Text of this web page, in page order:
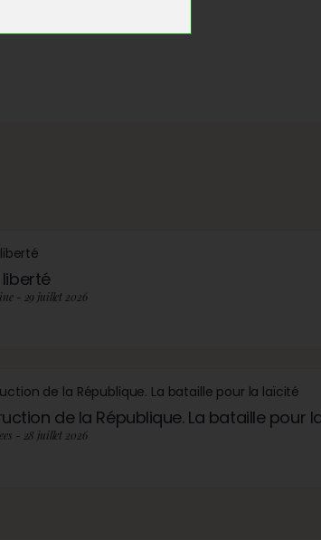
liberté
- 29 juillet 2026
de la République. La bataille pour
- 28 juillet 2026